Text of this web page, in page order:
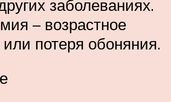
заболеваниях.
– возрастное
потеря обоняния.